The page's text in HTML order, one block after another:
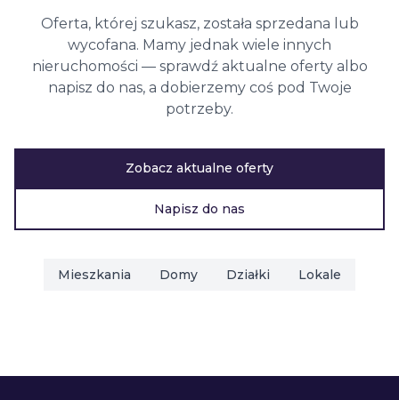
Oferta, której szukasz, została sprzedana lub
wycofana. Mamy jednak wiele innych
nieruchomości — sprawdź aktualne oferty albo
napisz do nas, a dobierzemy coś pod Twoje
potrzeby.
Zobacz aktualne oferty
Napisz do nas
Mieszkania Domy Działki Lokale